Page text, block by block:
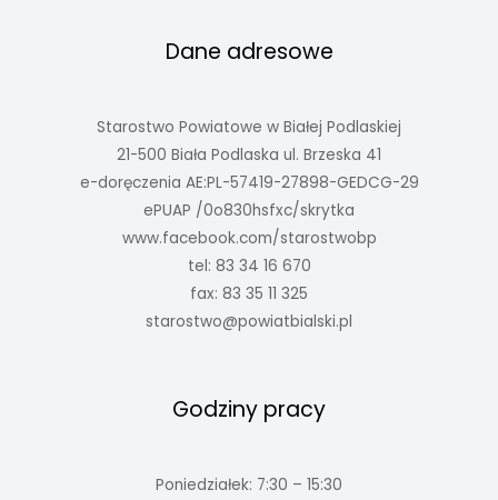
Dane adresowe
Starostwo Powiatowe w Białej Podlaskiej
21-500 Biała Podlaska ul. Brzeska 41
e-doręczenia AE:PL-57419-27898-GEDCG-29
ePUAP /0o830hsfxc/skrytka
www.facebook.com/starostwobp
tel: 83 34 16 670
fax: 83 35 11 325
starostwo@powiatbialski.pl
Godziny pracy
Poniedziałek: 7:30 – 15:30